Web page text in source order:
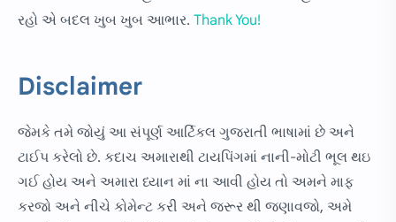
રહો એ બદલ ખુબ ખુબ આભાર. Thank You!
Disclaimer
જેમકે તમે જોયું આ સંપૂર્ણ આર્ટિકલ ગુજરાતી ભાષામાં છે અને
ટાઈપ કરેલો છે. કદાચ અમારાથી ટાયપિંગમાં નાની-મોટી ભૂલ થઇ
ગઈ હોય અને અમારા ધ્યાન માં ના આવી હોય તો અમને માફ
કરજો અને નીચે કોમેન્ટ કરી અને જરૂર થી જણાવજો, અમે